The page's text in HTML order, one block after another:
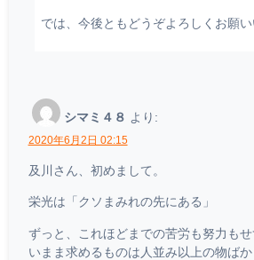
では、今後ともどうぞよろしくお願い
シマミ４８ より:
2020年6月2日 02:15
及川さん、初めまして。
栄光は「クソまみれの先にある」
ずっと、これほどまでの苦労も努力も
いまま求めるものは人並み以上の物ば